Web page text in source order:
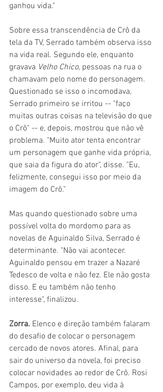
ganhou vida."
Sobre essa transcendência de Crô da
tela da TV, Serrado também observa isso
na vida real. Segundo ele, enquanto
gravava Velho Chico, pessoas na rua o
chamavam pelo nome do personagem.
Questionado se isso o incomodava,
Serrado primeiro se irritou -- "faço
muitas outras coisas na televisão do que
o Crô" -- e, depois, mostrou que não vê
problema. "Muito ator tenta encontrar
um personagem que ganhe vida própria,
que saia da figura do ator", disse. "Eu,
felizmente, consegui isso por meio da
imagem do Crô."
Mas quando questionado sobre uma
possível volta do mordomo para as
novelas de Aguinaldo Silva, Serrado é
determinante. "Não vai acontecer.
Aguinaldo pensou em trazer a Nazaré
Tedesco de volta e não fez. Ele não gosta
disso. E eu também não tenho
interesse", finalizou.
Zorra. Elenco e direção também falaram
do desafio de colocar o personagem
cercado de novos atores. Afinal, para
sair do universo da novela, foi preciso
colocar novidades ao redor de Crô. Rosi
Campos, por exemplo, deu vida à